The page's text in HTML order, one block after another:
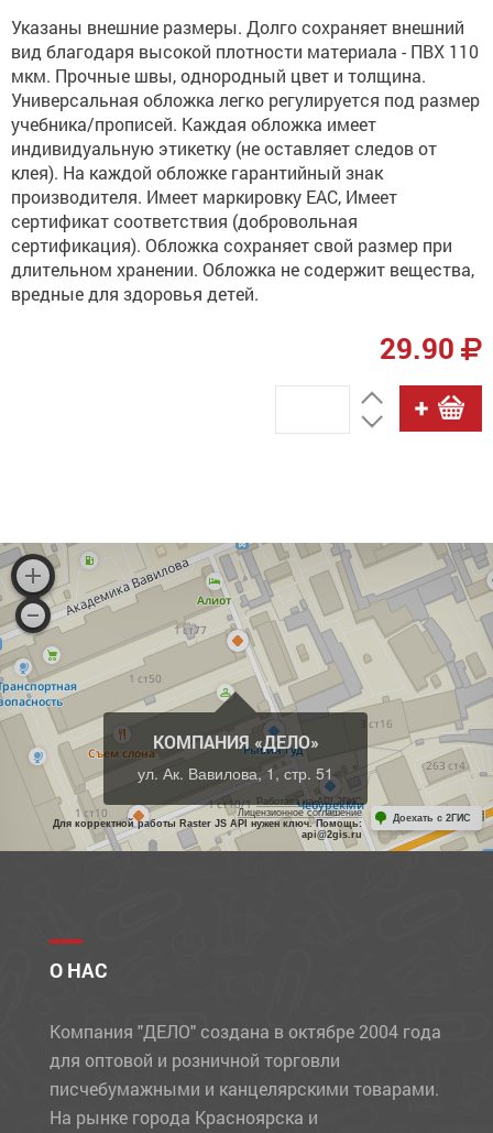
Указаны внешние размеры. Долго сохраняет внешний
вид благодаря высокой плотности материала - ПВХ 110
мкм. Прочные швы, однородный цвет и толщина.
Универсальная обложка легко регулируется под размер
учебника/прописей. Каждая обложка имеет
индивидуальную этикетку (не оставляет следов от
клея). На каждой обложке гарантийный знак
производителя. Имеет маркировку ЕАС, Имеет
сертификат соответствия (добровольная
сертификация). Обложка сохраняет свой размер при
длительном хранении. Обложка не содержит вещества,
вредные для здоровья детей.
29.90
КОМПАНИЯ «ДЕЛО»
ул. Ак. Вавилова, 1, стр. 51
Работает на API 2ГИС
Лицензионное соглашение
Для корректной работы Raster JS API нужен ключ. Помощь:
api@2gis.ru
Доехать с 2ГИС
О НАС
Компания "ДЕЛО" создана в октябре 2004 года
для оптовой и розничной торговли
писчебумажными и канцелярскими товарами.
На рынке города Красноярска и